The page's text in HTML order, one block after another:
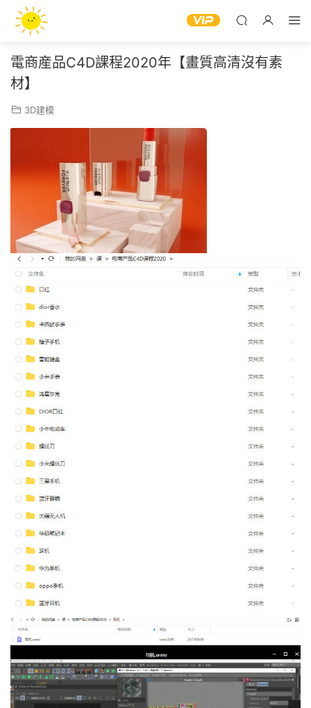
電商産品C4D課程2020年【畫質高清沒有素
材】
3D建模